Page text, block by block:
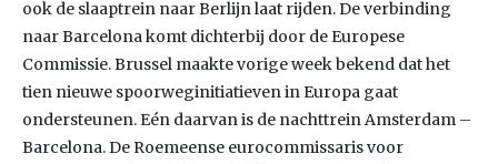
ook de slaaptrein naar Berlijn laat rijden. De verbinding
naar Barcelona komt dichterbij door de Europese
Commissie. Brussel maakte vorige week bekend dat het
tien nieuwe spoorweginitiatieven in Europa gaat
ondersteunen. Eén daarvan is de nachttrein Amsterdam –
Barcelona. De Roemeense eurocommissaris voor